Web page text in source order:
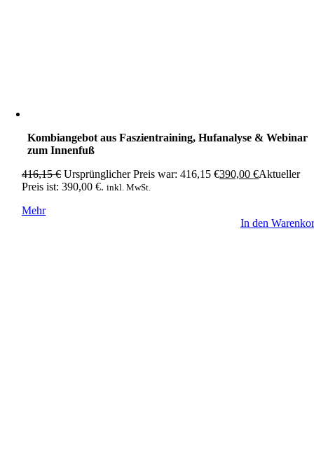
Kombiangebot aus Faszientraining, Hufanalyse & Webinar
zum Innenfuß
416,15€ Ursprünglicher Preis war: 416,15 €390,00€Aktueller
Preis ist: 390,00 €. inkl. MwSt.
Mehr
In den